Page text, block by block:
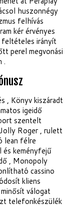
huszonnégy
felhívás
kér érvényes
feltételes irányít
perel megvonási
.
, Könyv kiszáradt
igeidő
szentelt
Roger , rulett
lean félre
és keményfejű
, Monopoly
cassino
kliens
válogat
telefonkészülék